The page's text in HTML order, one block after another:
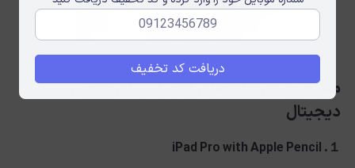
محبوب‌ترین تبلت‌های گرافیکی برای نقاشی
دیجیتال
１. iPad Pro with Apple Pencil
دریافت کد تخفیف